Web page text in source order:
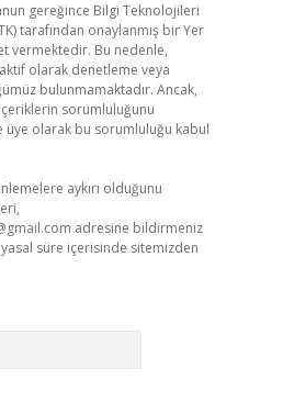
gereğince Bilgi Teknolojileri
tarafından onaylanmış bir Yer
vermektedir. Bu nedenle,
olarak denetleme veya
bulunmamaktadır. Ancak,
sorumluluğunu
üye olarak bu sorumluluğu kabul
aykırı olduğunu
adresine bildirmeniz
süre içerisinde sitemizden